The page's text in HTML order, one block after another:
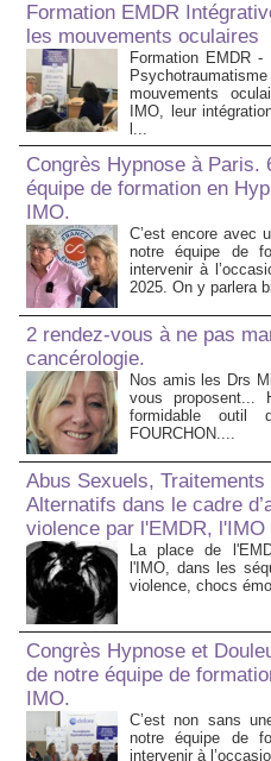
Formation EMDR
les mouvements oculaires
Formation EMDR
mouvements
IMO, leur
l...
Congrès Hypnose à Paris.
équipe de formation en
IMO.
C’est encore avec
notre équipe de
intervenir à
2025. On y parlera
2 rendez-vous à ne pas
cancérologie.
Nos amis les Drs
vous proposent...
formidable outil
FOURCHON....
Abus Sexuels,
Alternatifs dans le cadre
violence par l'EMDR, l'IMO
La place de
l'IMO, dans les
violence, chocs
Congrès Hypnose et
de notre équipe de
IMO.
C’est non sans
notre équipe de
intervenir à